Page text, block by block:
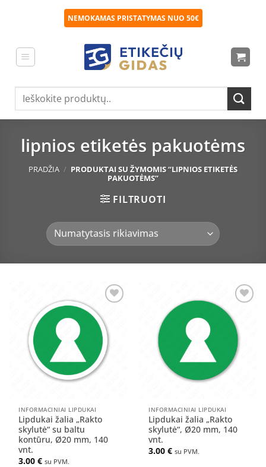
NEMOKAMAS PRISTATYMAS NUO 50€
Ieškoti:
lipnios etiketės pakuotėms
PRADŽIA / PRODUKTAI SU ŽYMOMIS “LIPNIOS ETIKETĖS
PAKUOTĖMS”
FILTRUOTI
į norų
sąrašą
INFORMACINIAI LIPDUKAI
Lipdukai žalia „Rakto
skylutė“ su baltu
kontūru, Ø20 mm, 140
vnt.
3.00€ su PVM.
į norų
sąrašą
INFORMACINIAI LIPDUKAI
Lipdukai žalia „Rakto
skylutė“, Ø20 mm, 140
vnt.
3.00€ su PVM.